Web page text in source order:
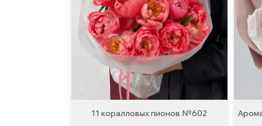
11 коралловых пионов №602